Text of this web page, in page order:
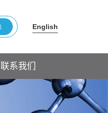
English
联系我们